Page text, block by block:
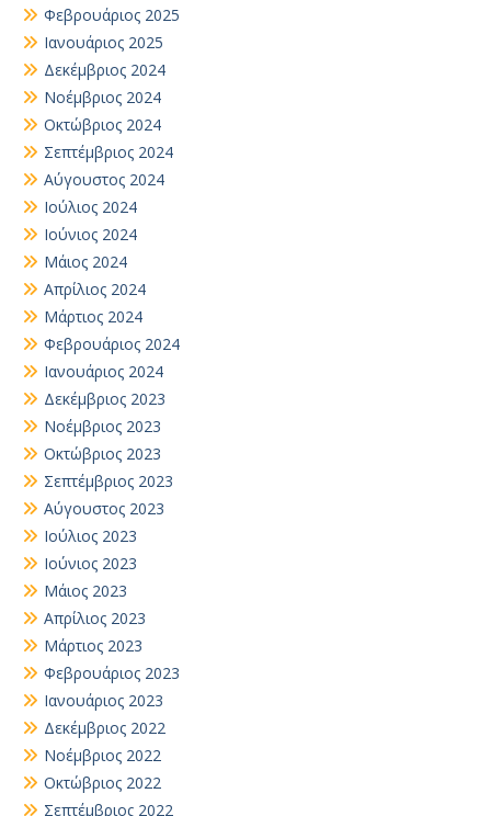
Φεβρουάριος 2025
Ιανουάριος 2025
Δεκέμβριος 2024
Νοέμβριος 2024
Οκτώβριος 2024
Σεπτέμβριος 2024
Αύγουστος 2024
Ιούλιος 2024
Ιούνιος 2024
Μάιος 2024
Απρίλιος 2024
Μάρτιος 2024
Φεβρουάριος 2024
Ιανουάριος 2024
Δεκέμβριος 2023
Νοέμβριος 2023
Οκτώβριος 2023
Σεπτέμβριος 2023
Αύγουστος 2023
Ιούλιος 2023
Ιούνιος 2023
Μάιος 2023
Απρίλιος 2023
Μάρτιος 2023
Φεβρουάριος 2023
Ιανουάριος 2023
Δεκέμβριος 2022
Νοέμβριος 2022
Οκτώβριος 2022
Σεπτέμβριος 2022